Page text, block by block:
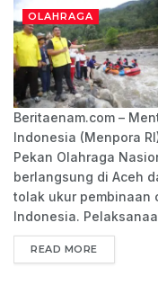
OLAHRAGA
Beritaenam.com –
Indonesia (Menpora
Pekan Olahraga
berlangsung di Aceh
tolak ukur pembinaan
Indonesia.
READ MORE